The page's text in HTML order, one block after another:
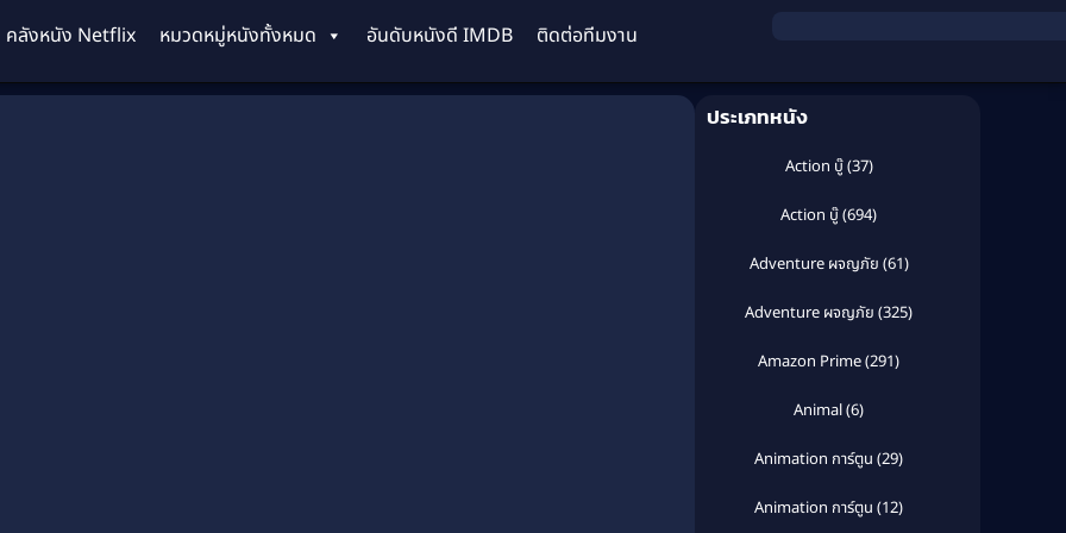
คลังหนัง Netflix หมวดหมู่หนังทั้งหมด อันดับหนังดี IMDB ติดต่อทีมงาน
ประเภทหนัง
Action บู๊(37)
Action บู๊(694)
Adventure ผจญภัย (61)
Adventure ผจญภัย (325)
Amazon Prime(291)
Animal(6)
Animation การ์ตูน (29)
Animation การ์ตูน (12)